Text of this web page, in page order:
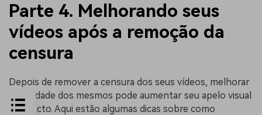
Parte 4. Melhorando seus
vídeos após a remoção da
censura
Depois de remover a censura dos seus vídeos, melhorar
a qualidade dos mesmos pode aumentar seu apelo visual
e impacto. Aqui estão algumas dicas sobre como